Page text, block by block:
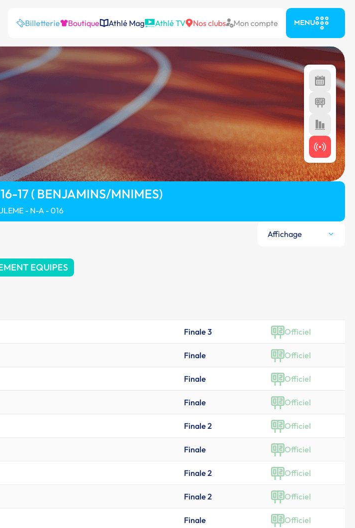
Billetterie Boutique Athlé Mag Athlé TV Nos clubs Mon compte MENU
17 ( BENJAMINS/MNIMES)
- N-A - 016
Affichage
EQUIPES
Finale 3 Officiel
Finale Officiel
Finale Officiel
Finale Officiel
Finale 2 Officiel
Finale Officiel
Finale 2 Officiel
Finale 2 Officiel
Finale Officiel